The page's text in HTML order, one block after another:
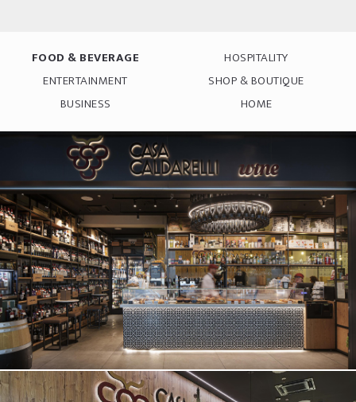
FOOD & BEVERAGE
HOSPITALITY
ENTERTAINMENT
SHOP & BOUTIQUE
BUSINESS
HOME